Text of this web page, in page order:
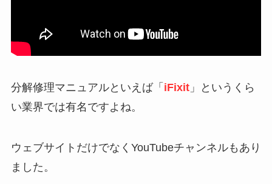
分解修理マニュアルといえば「 iFixit」というくら
い業界では有名ですよね。
ウェブサイトだけでなくYouTubeチャンネルもあり
ました。